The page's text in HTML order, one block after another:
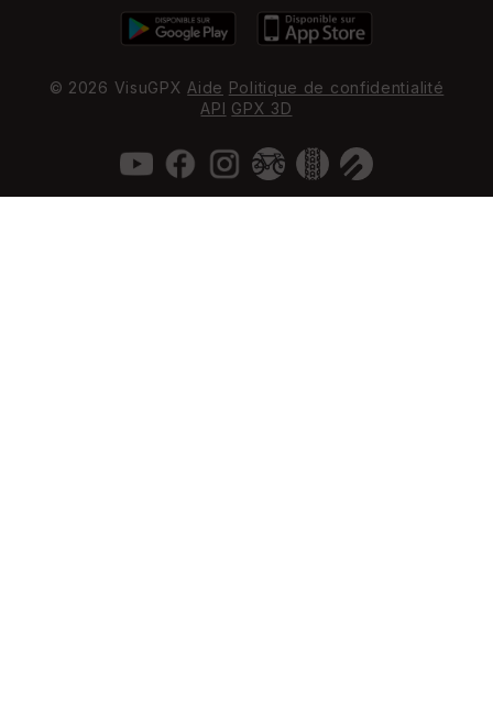
© 2026 VisuGPX Aide Politique de confidentialité
API GPX 3D